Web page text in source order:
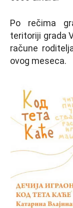
Po rečima
teritoriji grada
račune
ovog meseca.